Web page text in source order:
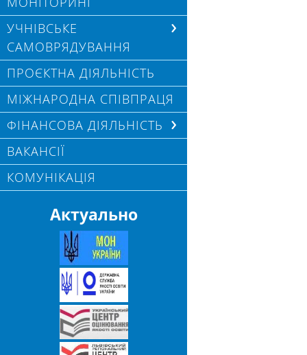
УЧНІВСЬКЕ
САМОВРЯДУВАННЯ
ПРОЄКТНА ДІЯЛЬНІСТЬ
МІЖНАРОДНА СПІВПРАЦЯ
ФІНАНСОВА ДІЯЛЬНІСТЬ
ВАКАНСІЇ
КОМУНІКАЦІЯ
Актуально